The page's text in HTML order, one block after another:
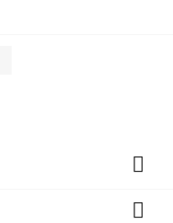

